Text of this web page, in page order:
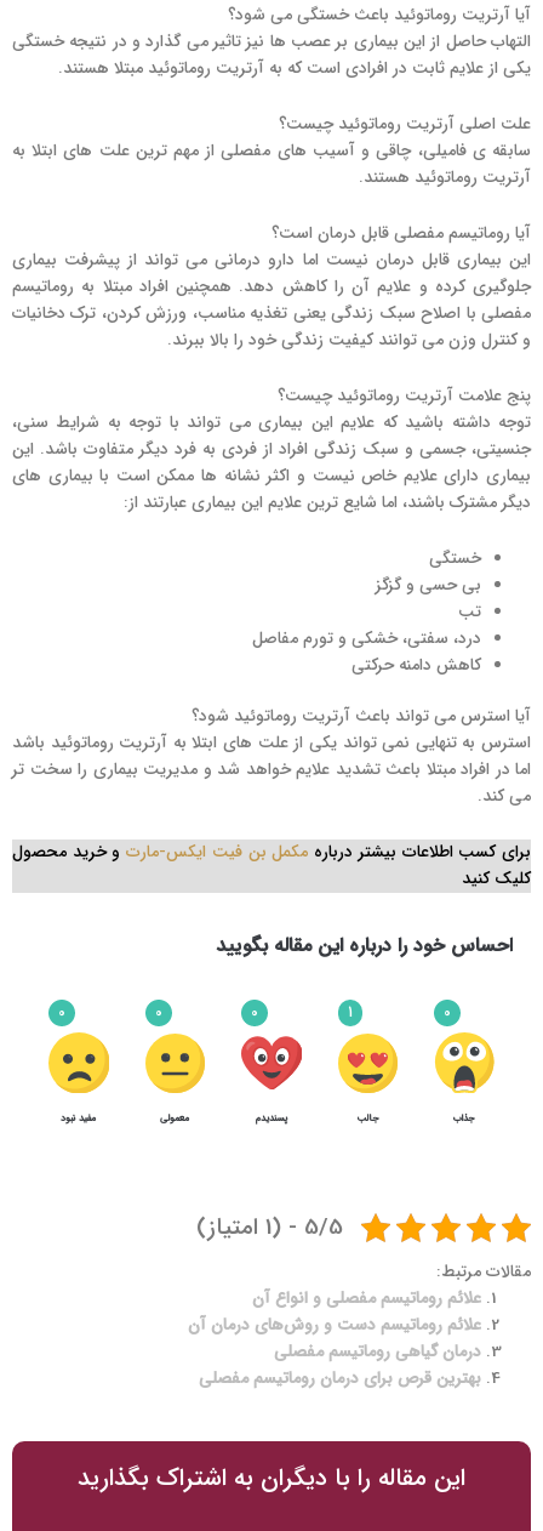
آیا آرتریت روماتوئید باعث خستگی می شود؟
التهاب حاصل از این بیماری بر عصب ها نیز تاثیر می گذارد و در نتیجه خستگی
یکی از علایم ثابت در افرادی است که به آرتریت روماتوئید مبتلا هستند.
علت اصلی آرتریت روماتوئید چیست؟
سابقه ی فامیلی، چاقی و آسیب های مفصلی از مهم ترین علت های ابتلا به
آرتریت روماتوئید هستند.
آیا روماتیسم مفصلی قابل درمان است؟
این بیماری قابل درمان نیست اما دارو درمانی می تواند از پیشرفت بیماری
جلوگیری کرده و علایم آن را کاهش دهد. همچنین افراد مبتلا به روماتیسم
مفصلی با اصلاح سبک زندگی یعنی تغذیه مناسب، ورزش کردن، ترک دخانیات
و کنترل وزن می توانند کیفیت زندگی خود را بالا ببرند.
پنج علامت آرتریت روماتوئید چیست؟
توجه داشته باشید که علایم این بیماری می تواند با توجه به شرایط سنی،
جنسیتی، جسمی و سبک زندگی افراد از فردی به فرد دیگر متفاوت باشد. این
بیماری دارای علایم خاص نیست و اکثر نشانه ها ممکن است با بیماری های
دیگر مشترک باشند، اما شایع ترین علایم این بیماری عبارتند از:
خستگی
بی حسی و گزگز
تب
درد، سفتی، خشکی و تورم مفاصل
کاهش دامنه حرکتی
آیا استرس می تواند باعث آرتریت روماتوئید شود؟
استرس به تنهایی نمی تواند یکی از علت های ابتلا به آرتریت روماتوئید باشد
اما در افراد مبتلا باعث تشدید علایم خواهد شد و مدیریت بیماری را سخت تر
می کند.
برای کسب اطلاعات بیشتر درباره مکمل بن فیت ایکس-مارت و خرید محصول
کلیک کنید
احساس خود را درباره این مقاله بگویید
0
جذاب
1
جالب
0
پسندیدم
0
معمولی
0
مفید نبود
5/5 - (1 امتیاز)
مقالات مرتبط:
علائم روماتیسم مفصلی و انواع آن
علائم روماتیسم دست و روش‌های درمان آن
درمان گیاهی روماتیسم مفصلی
بهترین قرص برای درمان روماتیسم مفصلی
این مقاله را با دیگران به اشتراک بگذارید